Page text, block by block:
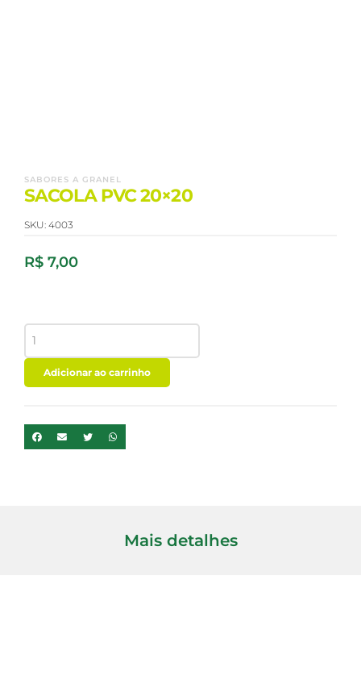
SABORES A GRANEL
SACOLA PVC 20×20
SKU: 4003
R$ 7,00
PVC
20x20
quantidade
Adicionar ao carrinho
Mais detalhes